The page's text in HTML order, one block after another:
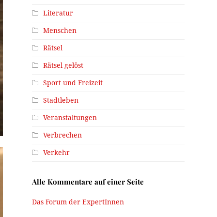
Literatur
Menschen
Rätsel
Rätsel gelöst
Sport und Freizeit
Stadtleben
Veranstaltungen
Verbrechen
Verkehr
Alle Kommentare auf einer Seite
Das Forum der ExpertInnen